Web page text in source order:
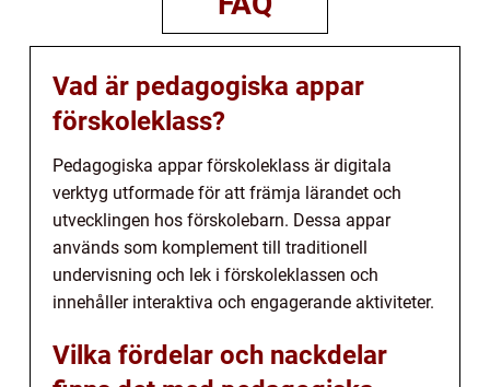
Vad är pedagogiska appar
förskoleklass?
Pedagogiska appar förskoleklass är digitala
verktyg utformade för att främja lärandet och
utvecklingen hos förskolebarn. Dessa appar
används som komplement till traditionell
undervisning och lek i förskoleklassen och
innehåller interaktiva och engagerande aktiviteter.
Vilka fördelar och nackdelar